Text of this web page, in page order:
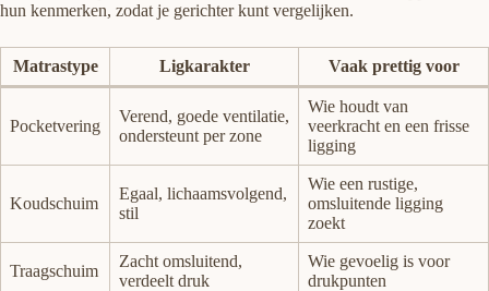
hun kenmerken, zodat je gerichter kunt vergelijken.
Matrastype Ligkarakter Vaak prettig voor
Pocketvering
Verend, goede ventilatie,
ondersteunt per zone
Wie houdt van
veerkracht en een frisse
ligging
Koudschuim
Egaal, lichaamsvolgend,
stil
Wie een rustige,
omsluitende ligging
zoekt
Traagschuim
Zacht omsluitend,
verdeelt druk
Wie gevoelig is voor
drukpunten